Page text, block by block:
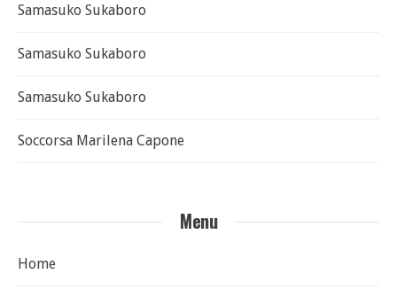
Samasuko Sukaboro
Samasuko Sukaboro
Samasuko Sukaboro
Soccorsa Marilena Capone
Menu
Home